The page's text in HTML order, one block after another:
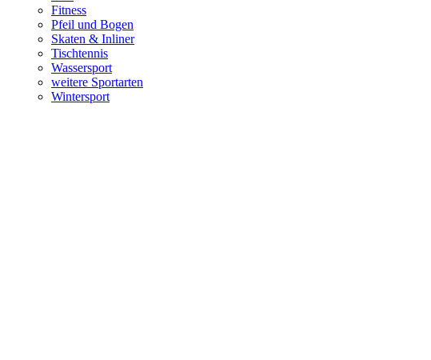
Fitness
Pfeil und Bogen
Skaten & Inliner
Tischtennis
Wassersport
weitere Sportarten
Wintersport